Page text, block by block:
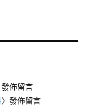
發佈留言
〉發佈留言